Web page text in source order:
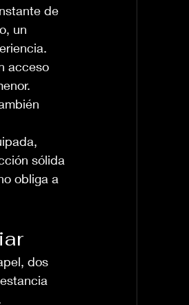
de
un
acceso
sólida
obliga a
dos